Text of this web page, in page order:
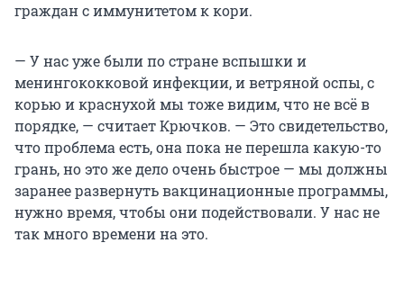
граждан с иммунитетом к кори.
— У нас уже были по стране вспышки и
менингококковой инфекции, и ветряной оспы, с
корью и краснухой мы тоже видим, что не всё в
порядке, — считает Крючков. — Это свидетельство,
что проблема есть, она пока не перешла какую-то
грань, но это же дело очень быстрое — мы должны
заранее развернуть вакцинационные программы,
нужно время, чтобы они подействовали. У нас не
так много времени на это.